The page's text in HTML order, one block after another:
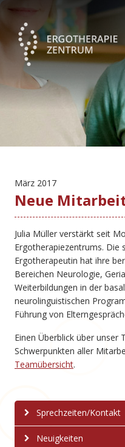
März 2017
Neue
Julia Müller verstärkt seit
Ergotherapiezentrums. Die
Ergotherapeutin hat ihre
Bereichen Neurologie,
Weiterbildungen in der
neurolinguistischen
Führung von
Einen Überblick über unser
Schwerpunkten aller
Teamübersicht.
Sprechzeiten/Kontakt
Neuigkeiten